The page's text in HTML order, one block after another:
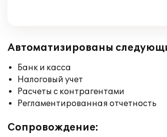
Автоматизированы
Банк и касса
Налоговый учет
Расчеты с контрагентами
Регламентированная отчетность
Сопровождение: